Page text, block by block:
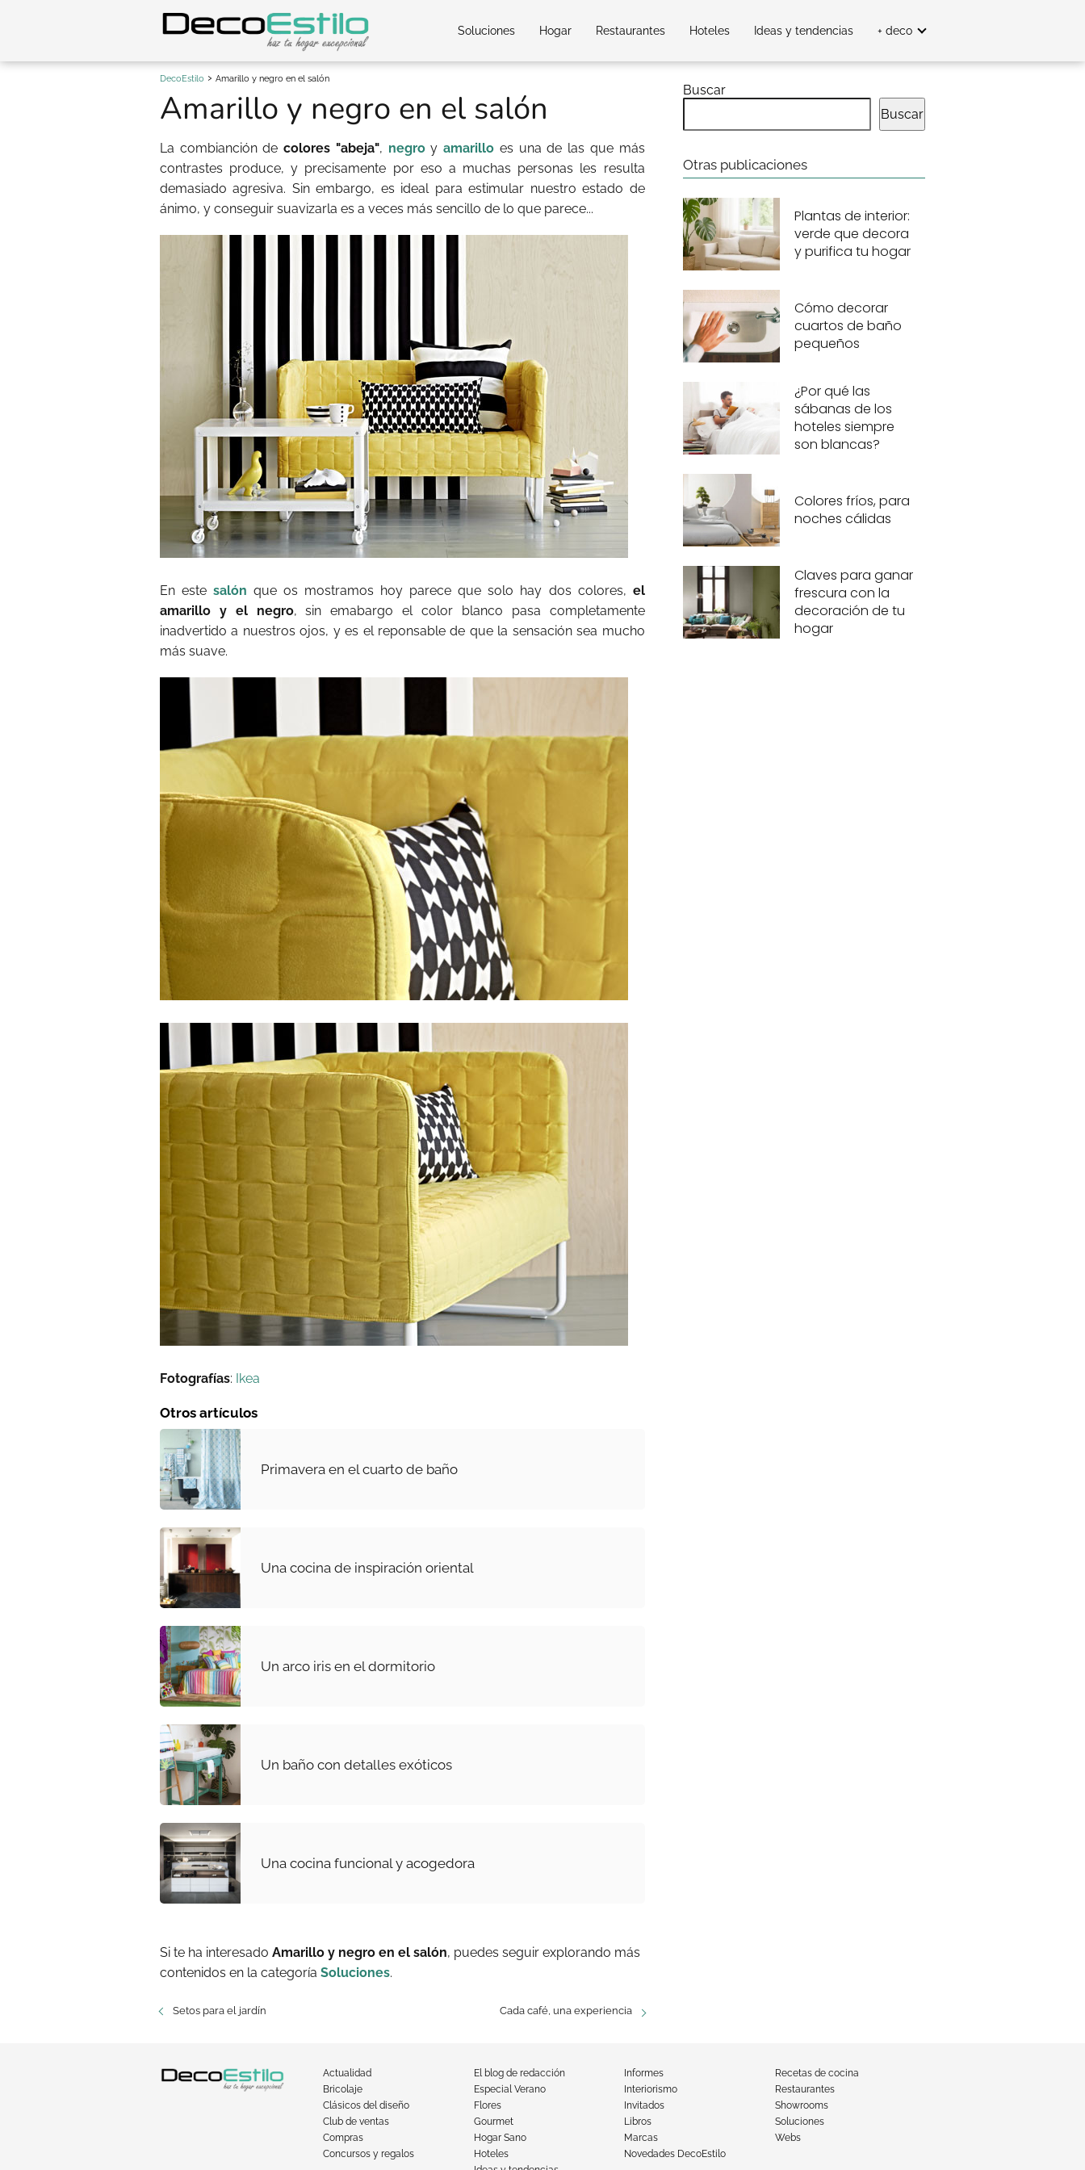
Soluciones Hogar Restaurantes Hoteles Ideas y tendencias + deco
DecoEstilo Amarillo y negro en el salón
Amarillo y negro en el salón
La combianción decolores "abeja", negroyamarillo es una de las que más
contrastes produce, y precisamente por eso a muchas personas les resulta
demasiado agresiva. Sin embargo, es ideal para estimular nuestro estado de
ánimo, y conseguir suavizarla es a veces más sencillo de lo que parece...
En estesalón que os mostramos hoy parece que solo hay dos colores, el
amarillo y el negro, sin emabargo el color blanco pasa completamente
inadvertido a nuestros ojos, y es el reponsable de que la sensación sea mucho
más suave.
Fotografías: Ikea
Otros artículos
Primavera en el cuarto de baño
Una cocina de inspiración oriental
Un arco iris en el dormitorio
Un baño con detalles exóticos
Una cocina funcional y acogedora
Si te ha interesado Amarillo y negro en el salón, puedes seguir explorando más
contenidos en la categoría Soluciones.
Setos para el jardín Cada café, una experiencia
Buscar
Buscar
Otras publicaciones
Plantas de interior:
verde que decora
y purifica tu hogar
Cómo decorar
cuartos de baño
pequeños
¿Por qué las
sábanas de los
hoteles siempre
son blancas?
Colores fríos, para
noches cálidas
Claves para ganar
frescura con la
decoración de tu
hogar
Actualidad
Bricolaje
Clásicos del diseño
Club de ventas
Compras
Concursos y regalos
El blog de redacción
Especial Verano
Flores
Gourmet
Hogar Sano
Hoteles
Informes
Interiorismo
Invitados
Libros
Marcas
Novedades DecoEstilo
Recetas de cocina
Restaurantes
Showrooms
Soluciones
Webs